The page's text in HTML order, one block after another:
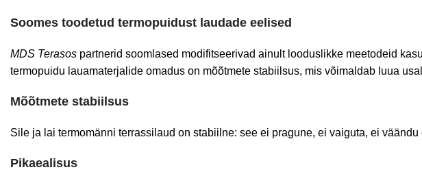
Soomes toodetud termopuidust laudade eelised
MDS Terasos partnerid soomlased modifitseerivad ainult looduslikke meetodeid
termopuidu lauamaterjalide omadus on mõõtmete stabiilsus, mis võimaldab luua
Mõõtmete stabiilsus
Sile ja lai termomänni terrassilaud on stabiilne: see ei pragune, ei vaiguta, ei
Pikaealisus